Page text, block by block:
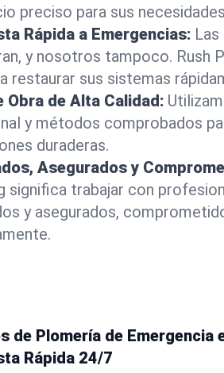
preciso para sus
Rápida a Emergencias:
y nosotros tampoco. Rush
restaurar sus sistemas
Obra de Alta Calidad:
y métodos comprobados
duraderas.
Asegurados y
significa trabajar con
y asegurados,
de Plomería de Emergencia
Rápida 24/7